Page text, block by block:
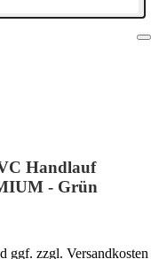
Handlauf
- Grün
zzgl. Versandkosten